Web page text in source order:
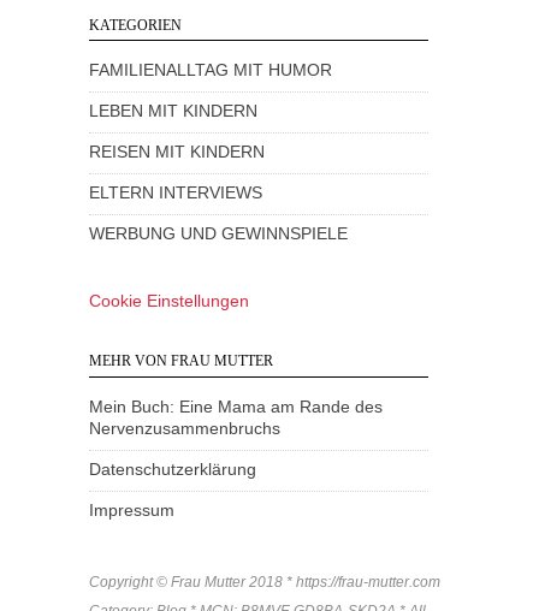
KATEGORIEN
FAMILIENALLTAG MIT HUMOR
LEBEN MIT KINDERN
REISEN MIT KINDERN
ELTERN INTERVIEWS
WERBUNG UND GEWINNSPIELE
Cookie Einstellungen
MEHR VON FRAU MUTTER
Mein Buch: Eine Mama am Rande des
Nervenzusammenbruchs
Datenschutzerklärung
Impressum
Copyright © Frau Mutter 2018 * https://frau-mutter.com